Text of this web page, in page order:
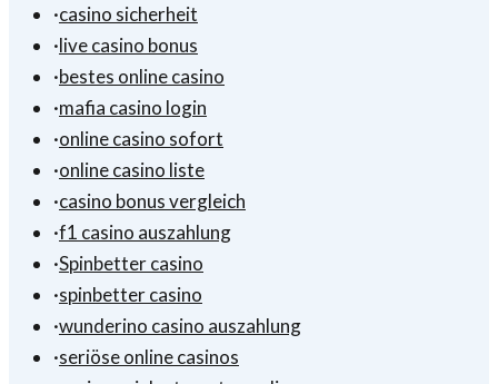
·casino sicherheit
·live casino bonus
·bestes online casino
·mafia casino login
·online casino sofort
·online casino liste
·casino bonus vergleich
·f1 casino auszahlung
·Spinbetter casino
·spinbetter casino
·wunderino casino auszahlung
·seriöse online casinos